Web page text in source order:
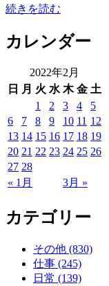
続きを読む
カレンダー
2022年2月
日 月 火 水 木 金 土
« 1月 3月 »
1 2 3 4
5
6
7 8 9 10 11 12
13 14 15 16 17 18 19
20 21 22 23 24 25 26
27 28
カテゴリー
その他 (830)
仕事 (245)
日常 (139)